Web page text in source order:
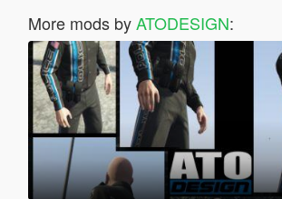
More mods byATODESIGN: